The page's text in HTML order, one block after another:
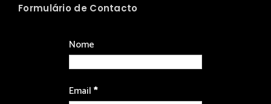
Formulário de Contacto
Nome
Email*